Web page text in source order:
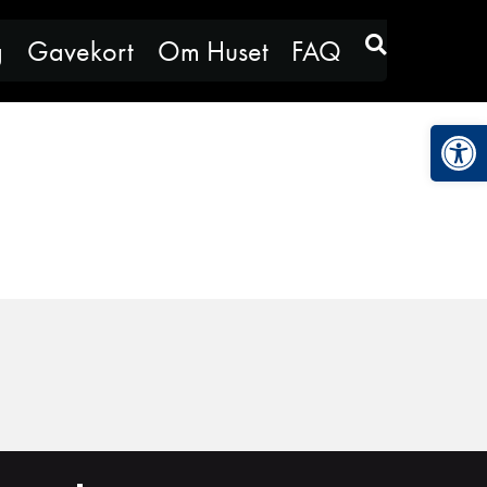
Gavekort Om Huset FAQ